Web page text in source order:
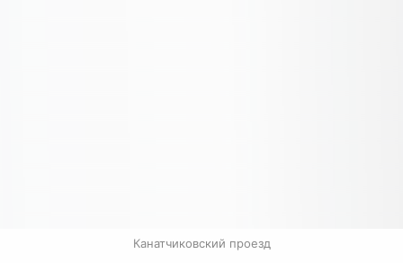
Канатчиковский проезд